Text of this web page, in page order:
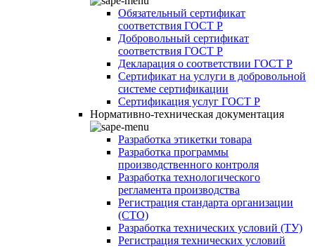
Обязательный сертификат
соответствия ГОСТ Р
Добровольный сертификат
соответствия ГОСТ Р
Декларация о соответствии ГОСТ Р
Сертификат на услуги в добровольной
системе сертификации
Сертификация услуг ГОСТ Р
Нормативно-техническая документация
Разработка этикетки товара
Разработка программы
производственного контроля
Разработка технологического
регламента производства
Регистрация стандарта организации
(СТО)
Разработка технических условий (ТУ)
Регистрация технических условий